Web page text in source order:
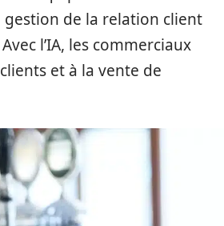
gestion de la relation client
l’IA, les commerciaux
et à la vente de